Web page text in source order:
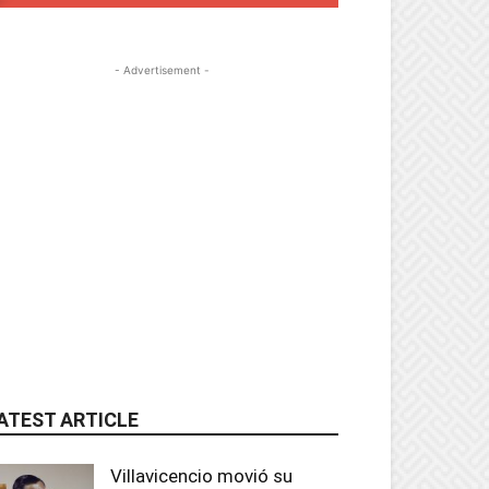
- Advertisement -
ARTICLE
Villavicencio movió su